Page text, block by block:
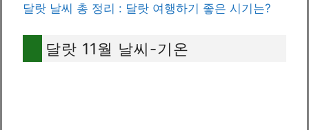
달랏 날씨 총 정리 : 달랏 여행하기 좋은 시기는?
달랏 11월 날씨-기온